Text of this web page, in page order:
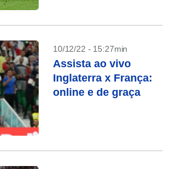
10/12/22 - 15:27min
Assista ao vivo
Inglaterra x França:
online e de graça